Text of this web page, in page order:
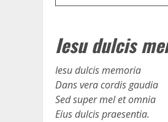
Iesu dulcis
Iesu dulcis memoria
Dans vera cordis gaudia
Sed super mel et omnia
Eius dulcis praesentia.